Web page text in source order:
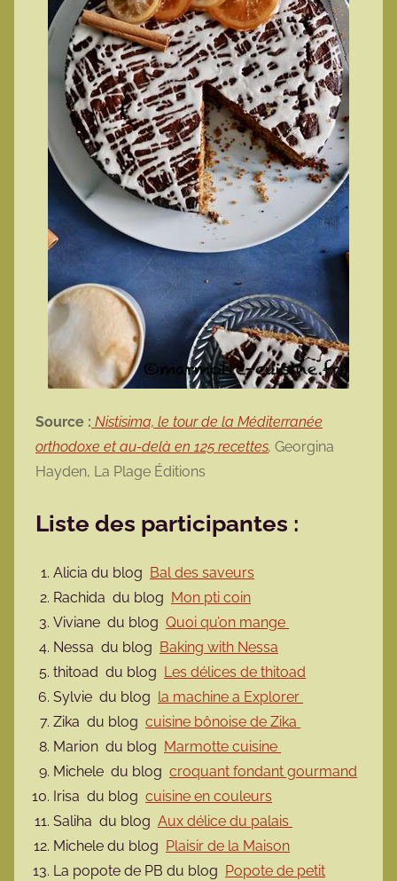
Source : Nistisima, le tour de la Méditerranée
orthodoxe et au-delà en 125 recettes, Georgina
Hayden, La Plage Éditions
Liste des participantes :
Alicia du blog Bal des saveurs
Rachida du blog Mon pti coin
Viviane du blog Quoi qu’on mange
Nessa du blog Baking with Nessa
thitoad du blog Les délices de thitoad
Sylvie du blog la machine a Explorer
Zika du blog cuisine bônoise de Zika
Marion du blog Marmotte cuisine
Michele du blog croquant fondant gourmand
Irisa du blog cuisine en couleurs
Saliha du blog Aux délice du palais
Michele du blog Plaisir de la Maison
La popote de PB du blog Popote de petit